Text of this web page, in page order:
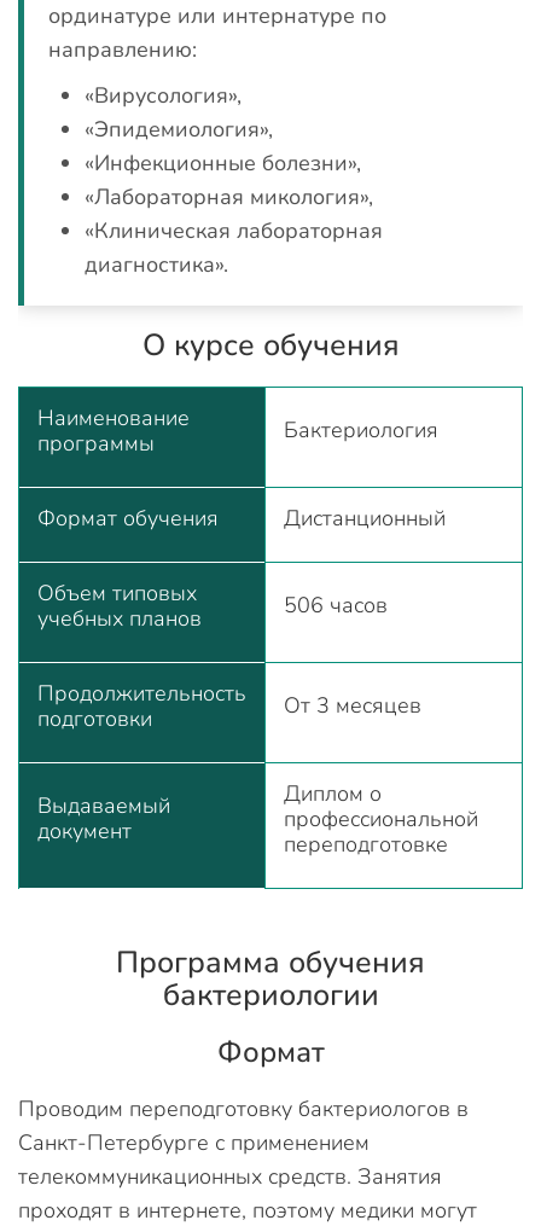
ординатуре или интернатуре по
направлению:
«Вирусология»,
«Эпидемиология»,
«Инфекционные болезни»,
«Лабораторная микология»,
«Клиническая лабораторная
диагностика».
О курсе обучения
Наименование
программы
Бактериология
Формат обучения Дистанционный
Объем типовых
учебных планов
506 часов
Продолжительность
подготовки
От 3 месяцев
Выдаваемый
документ
Диплом о
профессиональной
переподготовке
Программа обучения
бактериологии
Формат
Проводим переподготовку бактериологов в
Санкт-Петербурге с применением
телекоммуникационных средств. Занятия
проходят в интернете, поэтому медики могут